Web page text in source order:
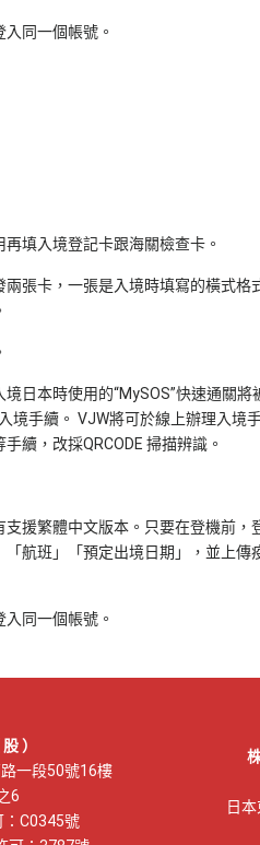
同一個帳號。
填入境登記卡跟海關檢查卡。
兩張卡，一張是入境時填寫的橫式格
日本時使用的“MySOS”快速通關將
境手續。 VJW將可於線上辦理入境
續，改採QRCODE 掃描辨識。
支援繁體中文版本。只要在登機前，
「航班」「預定出境日期」，並上傳
同一個帳號。
）
一段50號16樓
6
C0345號
日